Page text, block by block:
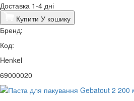
Доставка 1-4 дні
Купити У кошику
Бренд:
Код:
Henkel
69000020